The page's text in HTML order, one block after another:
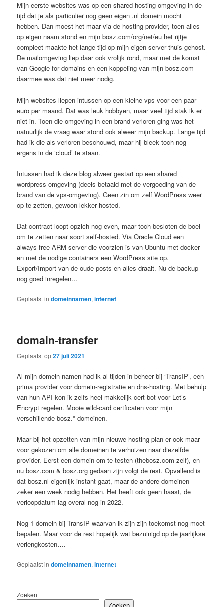
Mijn eerste websites was op een shared-hosting omgeving in de
tijd dat je als particulier nog geen eigen .nl domein mocht
hebben. Dan moest het maar via de hosting-provider, toen alles
op eigen naam stond en mijn bosz.com/org/net/eu het rijtje
compleet maakte het lange tijd op mijn eigen server thuis gehost.
De mailomgeving liep daar ook vrolijk rond, maar met de komst
van Google for domains en een koppeling van mijn bosz.com
daarmee was dat niet meer nodig.
Mijn websites liepen intussen op een kleine vps voor een paar
euro per maand. Dat was leuk hobbyen, maar veel tijd stak ik er
niet in. Toen die omgeving in een brand verloren ging was het
natuurlijk de vraag waar stond ook alweer mijn backup. Lange tijd
had ik die als verloren beschouwd, maar hij bleek toch nog
ergens in de ‘cloud’ te staan.
Intussen had ik deze blog alweer gestart op een shared
wordpress omgeving (deels betaald met de vergoeding van de
brand van de vps-omgeving). Geen zin om zelf WordPress weer
op te zetten, gewoon lekker hosted.
Dat contract loopt opzich nog even, maar toch besloten de boel
om te zetten naar soort self-hosted. Via Oracle Cloud een
always-free ARM-server die voorzien is van Ubuntu met docker
en met de nodige containers een WordPress site op.
Export/Import van de oude posts en alles draait. Nu de backup
nog goed inregelen…
Geplaatst in domeinnamen,internet
domain-transfer
Geplaatst op27 juli 2021
Al mijn domein-namen had ik al tijden in beheer bij ‘TransIP’, een
prima provider voor domein-registratie en dns-hosting. Met behulp
van hun API kon ik zelfs heel makkelijk cert-bot voor Let’s
Encrypt regelen. Mooie wild-card certficaten voor mijn
verschillende bosz.* domeinen.
Maar bij het opzetten van mijn nieuwe hosting-plan er ook maar
voor gekozen om alle domeinen te verhuizen naar diezelfde
provider. Eerst een domein om te testen (thebosz.com zelf), en
nu bosz.com & bosz.org gedaan zijn volgt de rest. Opvallend is
dat bosz.nl eigenlijk instant gaat, maar de andere domeinen
zeker een week nodig hebben. Het heeft ook geen haast, de
verloopdatum lag overal nog in 2022.
Nog 1 domein bij TransIP waarvan ik zijn zijn toekomst nog moet
bepalen. Maar voor de rest hopelijk wat bezuinigd op de jaarlijkse
verlengkosten….
Geplaatst in domeinnamen,internet
Zoeken